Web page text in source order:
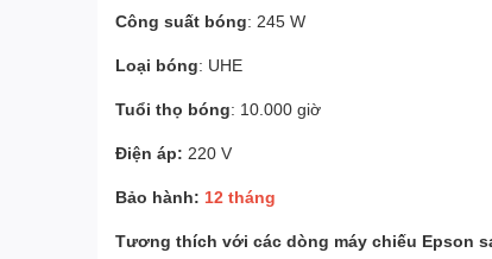
Công suất bóng: 245 W
Loại bóng: UHE
Tuổi thọ bóng: 10.000 giờ
Điện áp: 220 V
Bảo hành: 12 tháng
Tương thích với các dòng máy chiếu Epson